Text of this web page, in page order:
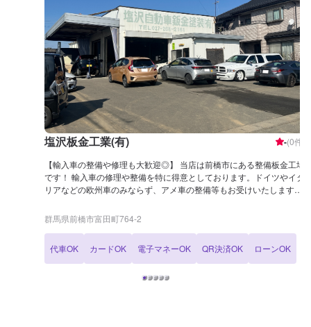
塩沢板金工業(有) -(0件)
【輸入車の整備や修理も大歓迎◎】 当店は前橋市にある整備板金工場
です！ 輸入車の修理や整備を特に得意としております。ドイツやイタ
リアなどの欧州車のみならず、アメ車の整備等もお受けいたします。
にご依頼ください！ カードやQRコード決済にも対応しております！
[当店までのアクセス] 国道17号（上武道路）から県道40号（藤岡大胡
向に進むと左手に工場がございます。
群馬県前橋市富田町764-2
代車OK カードOK 電子マネーOK QR決済OK ローンOK